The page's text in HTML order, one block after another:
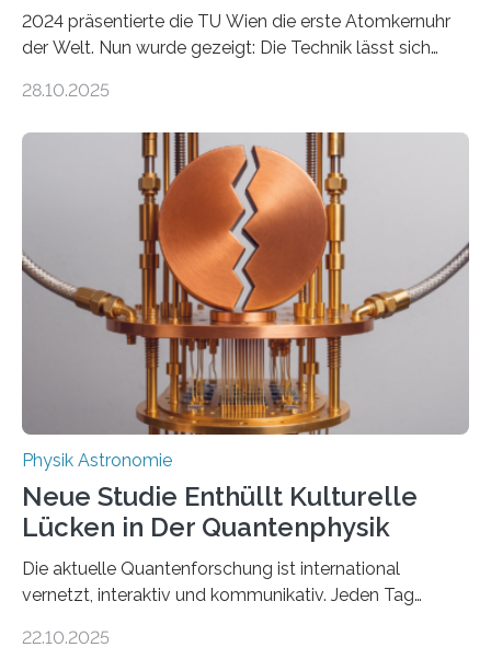
2024 präsentierte die TU Wien die erste Atomkernuhr
der Welt. Nun wurde gezeigt: Die Technik lässt sich
fundamentalen Physik nachzugehen. Thorium-
Messungen verwenden. Das hatte man jahrzehntelang
vermutet, weltweit war nach den passenden
Atomkern-Zuständen gesucht worden, 2024 gelang
einem Team der TU Wien mit Unterstützung
internationaler Partner der entscheidende Durchbruch:
Der lange diskutierte Thorium-Kernübergang wurde
gefunden. Kurz darauf konnte man zeigen, dass sich
Thorium tatsächlich nutzen lässt, um hochpräzise…
28.10.2025
Physik Astronomie
Neue Studie Enthüllt Kulturelle
Lücken in Der Quantenphysik
Die aktuelle Quantenforschung ist international
vernetzt, interaktiv und kommunikativ. Jeden Tag
oft von Autor*innen, die eng zusammenarbeiten. Neue
22.10.2025